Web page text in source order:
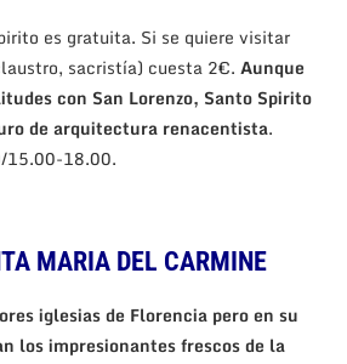
es gratuita. Si se quiere visitar
sacristía) cuesta 2€. Aunque
con San Lorenzo, Santo Spirito
de arquitectura renacentista.
15.00-18.00.
MARIA DEL CARMINE
iglesias de Florencia pero en su
los impresionantes frescos de la